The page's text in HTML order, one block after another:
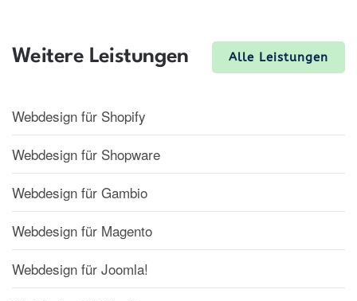
Weitere Leistungen Alle Leistungen
Webdesign für Shopify
Webdesign für Shopware
Webdesign für Gambio
Webdesign für Magento
Webdesign für Joomla!